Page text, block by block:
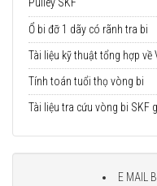
Ổ bi đỡ 1 dãy có rãnh tra bi
Tài liệu kỹ thuật tổng hợp về
Tính toán tuổi thọ vòng bi
Tài liệu tra cứu vòng bi SKF
E MAIL